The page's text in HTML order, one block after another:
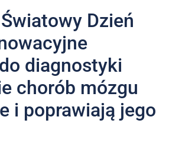
Dzień
diagnostyki
chorób mózgu
i poprawiają jego